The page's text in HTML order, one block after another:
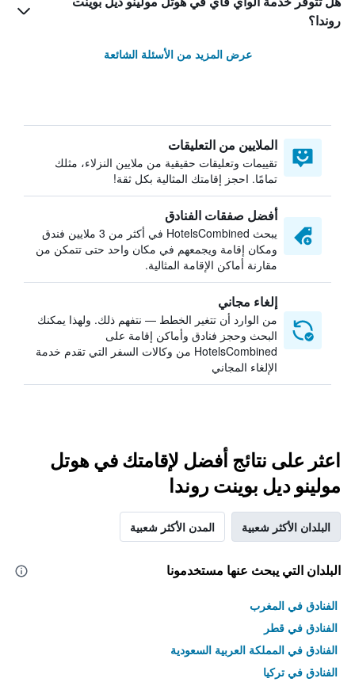
روندا؟
عرض المزيد من الأسئلة الشائعة
الملايين من التعليقات
تقييمات وتعليقات حقيقية من ملايين النزلاء، مثلك
تمامًا. احجز إقامتك المثالية بكل ثقة!
أفضل صفقات الفنادق
يبحث HotelsCombined في أكثر من 3 ملايين فندق
ومكان إقامة ويجمعهم في مكان واحد حتى تتمكن من
مقارنة أماكن الإقامة المثالية.
إلغاء مجاني
من الوارد أن تتغير الخطط — نتفهم ذلك. ولهذا يمكنك
البحث وحجز فنادق وأماكن إقامة على
HotelsCombined من وكالات السفر التي تقدم خدمة
الإلغاء المجاني
اعثر على نتائج أفضل لإقامتك في هوتل
مولينو ديل بوينت روندا
البلدان الأكثر شعبية المدن الأكثر شعبية
البلدان التي يبحث عنها مستخدمونا
الفنادق في المغرب
الفنادق في قطر
الفنادق في المملكة العربية السعودية
الفنادق في تركيا